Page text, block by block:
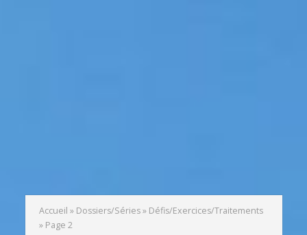
Accueil » Dossiers/Séries» Défis/Exercices/Traitements
» Page 2